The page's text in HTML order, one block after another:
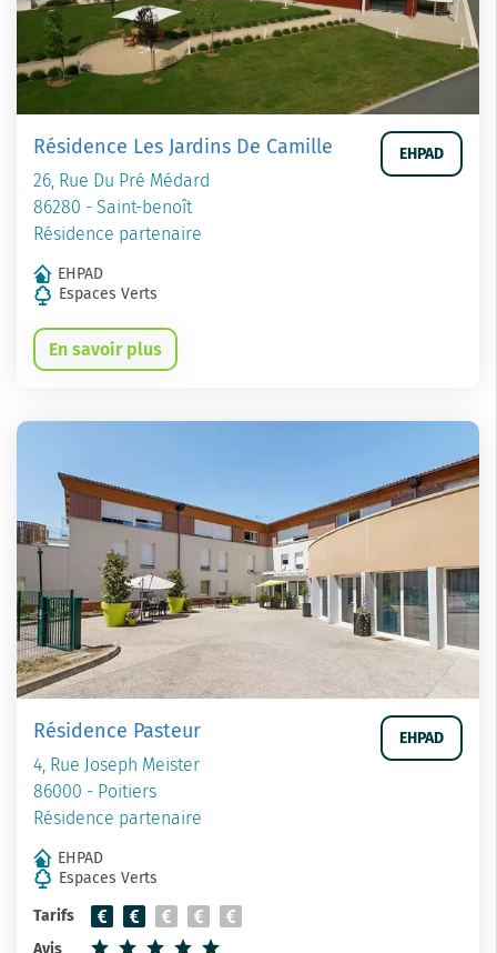
Résidence Les Jardins De Camille
26, Rue Du Pré Médard
86280 - Saint-benoît
Résidence partenaire
EHPAD
EHPAD
Espaces Verts
En savoir plus
Résidence Pasteur
4, Rue Joseph Meister
86000 - Poitiers
Résidence partenaire
EHPAD
EHPAD
Espaces Verts
Tarifs